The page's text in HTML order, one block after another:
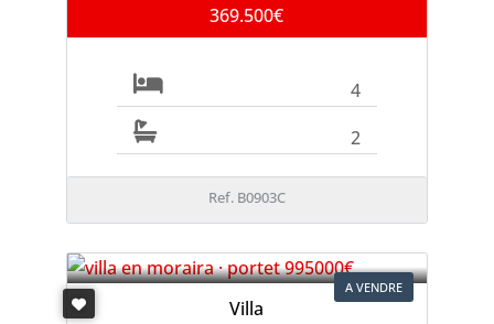
369.500€
4
2
Ref. B0903C
A VENDRE
Villa